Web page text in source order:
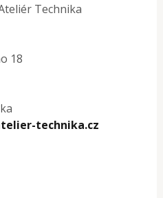
Technika
18
technika.cz